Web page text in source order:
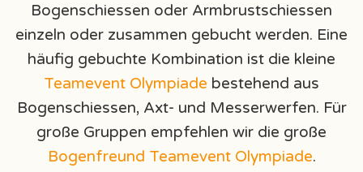
Bogenschiessen oder Armbrustschiessen
einzeln oder zusammen gebucht werden. Eine
häufig gebuchte Kombination ist die kleine
Teamevent Olympiade bestehend aus
Bogenschiessen, Axt- und Messerwerfen. Für
große Gruppen empfehlen wir die große
Bogenfreund Teamevent Olympiade.